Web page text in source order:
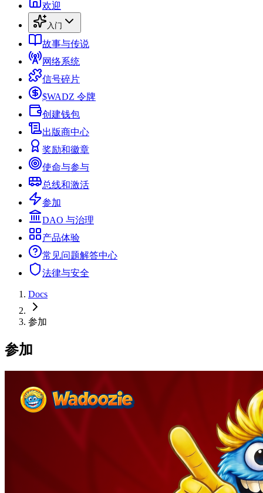
欢迎
入门
故事与传说
网络系统
信号碎片
$WADZ 令牌
创建钱包
出版商中心
奖励和徽章
使命与参与
总线和激活
参加
DAO 与治理
产品体验
常见问题解答中心
法律与安全
Docs
参加
参加